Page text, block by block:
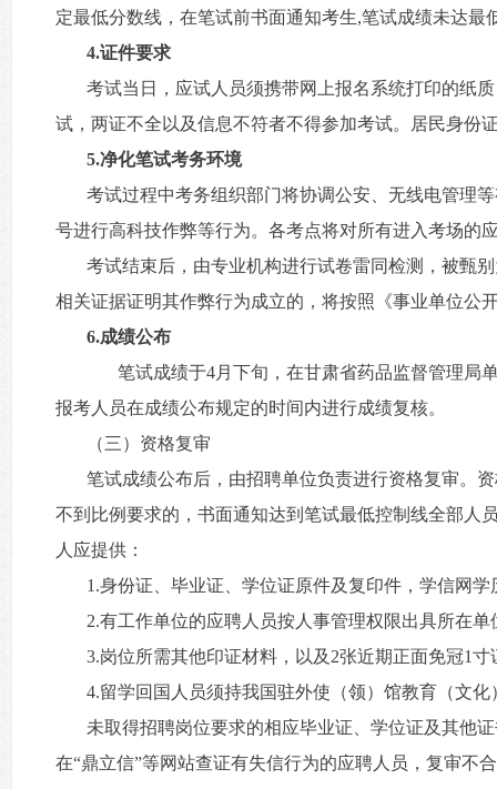
定最低分数线，在笔试前书面通知考生,笔试成绩未达最
4.证件要求
考试当日，应试人员须携带网上报名系统打印的纸
试，两证不全以及信息不符者不得参加考试。居民身份
5.净化笔试考务环境
考试过程中考务组织部门将协调公安、无线电管理
号进行高科技作弊等行为。各考点将对所有进入考场的
考试结束后，由专业机构进行试卷雷同检测，被甄
相关证据证明其作弊行为成立的，将按照《事业单位公
6.成绩公布
笔试成绩于4月下旬，在甘肃省药品监督管理局单
报考人员在成绩公布规定的时间内进行成绩复核。
（三）资格复审
笔试成绩公布后，由招聘单位负责进行资格复审。
不到比例要求的，书面通知达到笔试最低控制线全部人
人应提供：
1.身份证、毕业证、学位证原件及复印件，学信网学
2.有工作单位的应聘人员按人事管理权限出具所在
3.岗位所需其他印证材料，以及2张近期正面免冠1
4.留学回国人员须持我国驻外使（领）馆教育（文
未取得招聘岗位要求的相应毕业证、学位证及其他
在“鼎立信”等网站查证有失信行为的应聘人员，复审不